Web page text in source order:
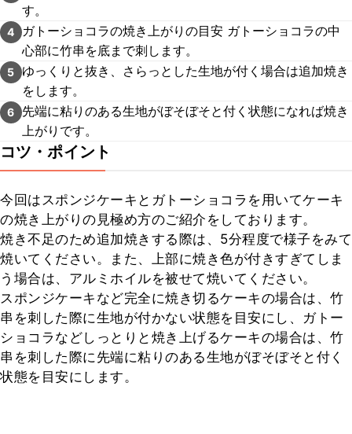
す。
4
ガトーショコラの焼き上がりの目安 ガトーショコラの中
心部に竹串を底まで刺します。
5
ゆっくりと抜き、さらっとした生地が付く場合は追加焼き
をします。
6
先端に粘りのある生地がぼそぼそと付く状態になれば焼き
上がりです。
コツ・ポイント
今回はスポンジケーキとガトーショコラを用いてケーキ
の焼き上がりの見極め方のご紹介をしております。
焼き不足のため追加焼きする際は、5分程度で様子をみて
焼いてください。また、上部に焼き色が付きすぎてしま
う場合は、アルミホイルを被せて焼いてください。
スポンジケーキなど完全に焼き切るケーキの場合は、竹
串を刺した際に生地が付かない状態を目安にし、ガトー
ショコラなどしっとりと焼き上げるケーキの場合は、竹
串を刺した際に先端に粘りのある生地がぼそぼそと付く
状態を目安にします。